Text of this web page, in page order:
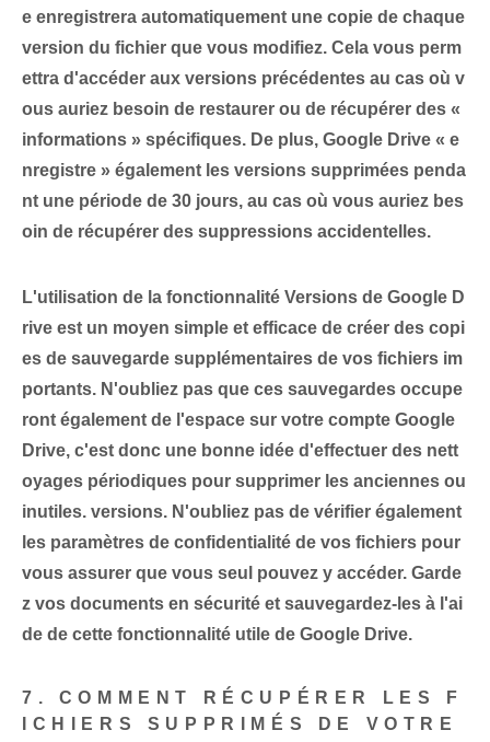
e enregistrera automatiquement une copie de chaque
version du fichier que vous modifiez. Cela vous perm
ettra d'accéder aux versions précédentes au cas où v
ous auriez besoin de restaurer ou de récupérer des «
informations » spécifiques. De plus, Google Drive « e
nregistre » également les versions supprimées penda
nt une période de 30 jours, au cas où vous auriez bes
oin de récupérer des suppressions accidentelles.
L'utilisation de la fonctionnalité Versions de Google D
rive est un moyen simple et efficace de créer des copi
es de sauvegarde supplémentaires de vos fichiers im
portants. N'oubliez pas que ces sauvegardes occupe
ront également de l'espace sur votre compte Google
Drive, c'est donc une bonne idée d'effectuer des nett
oyages périodiques pour supprimer les anciennes ou
inutiles. versions. N'oubliez pas de vérifier également
les paramètres de confidentialité de vos fichiers pour
vous assurer que vous seul pouvez y accéder. Garde
z vos documents en sécurité et sauvegardez-les à l'ai
de de cette fonctionnalité utile de Google Drive.
7. COMMENT RÉCUPÉRER LES F
ICHIERS SUPPRIMÉS DE VOTRE